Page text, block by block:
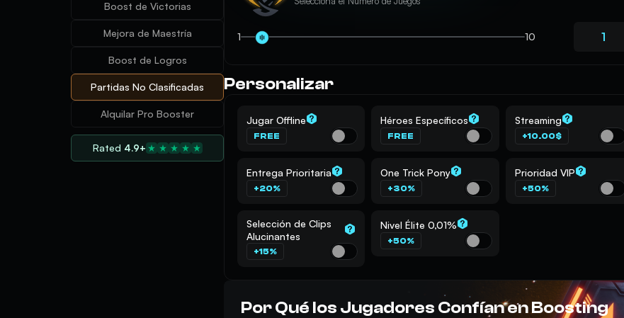
Boost de Victorias
Mejora de Maestría
Boost de Logros
Partidas No Clasificadas
Alquilar Pro Booster
Rated 4.9+
1 10
Personalizar
Jugar Offline
FREE
Héroes Específicos
FREE
Streaming
+10.00$
Entrega Prioritaria
+20%
One Trick Pony
+30%
Prioridad VIP
+50%
Selección de Clips
Alucinantes
+15%
Nivel Élite 0,01%
+50%
Por Qué los Jugadores Confían en Boosting